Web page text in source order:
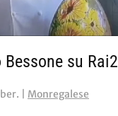
Bessone su Rai2
| Monregalese